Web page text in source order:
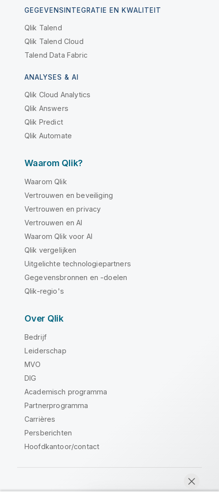
GEGEVENSINTEGRATIE EN KWALITEIT
Qlik Talend
Qlik Talend Cloud
Talend Data Fabric
ANALYSES & AI
Qlik Cloud Analytics
Qlik Answers
Qlik Predict
Qlik Automate
Waarom Qlik?
Waarom Qlik
Vertrouwen en beveiliging
Vertrouwen en privacy
Vertrouwen en AI
Waarom Qlik voor AI
Qlik vergelijken
Uitgelichte technologiepartners
Gegevensbronnen en -doelen
Qlik-regio's
Over Qlik
Bedrijf
Leiderschap
MVO
DIG
Academisch programma
Partnerprogramma
Carrières
Persberichten
Hoofdkantoor/contact